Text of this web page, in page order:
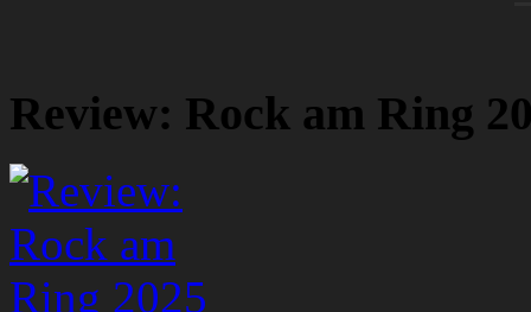
Review: Rock am Ring